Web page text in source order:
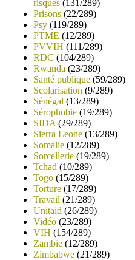
risques (131/289)
Prisons (22/289)
Psy (119/289)
PTME (12/289)
PVVIH (111/289)
RDC (104/289)
Rwanda (23/289)
Santé publique (59/289)
Scolarisation (9/289)
Sénégal (13/289)
Sérophobie (19/289)
SIDA (29/289)
Sierra Leone (13/289)
Somalie (12/289)
Sorcellerie (19/289)
Tchad (10/289)
Togo (15/289)
Torture (17/289)
Travail (21/289)
Unitaid (26/289)
Vidéo (23/289)
VIH (154/289)
Zambie (12/289)
Zimbabwe (21/289)